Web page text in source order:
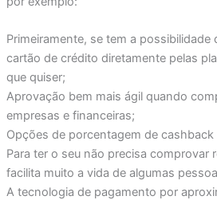
Primeiramente, se tem a
cartão de crédito diretamente pelas
que quiser;
Aprovação bem mais ágil quando
empresas e financeiras;
Opções de porcentagem de cashback
Para ter o seu não precisa comprovar
facilita muito a vida de algumas
A tecnologia de pagamento por